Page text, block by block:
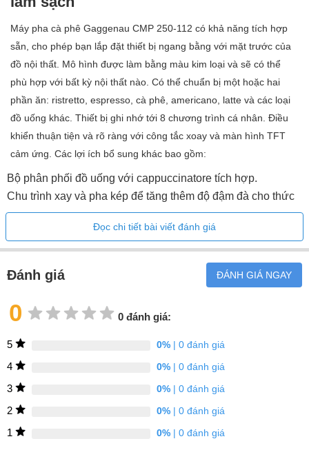
Bảo hành 3 năm
Đặc điểm chung
cà phê sử dụng Nghiền/hạt
Chiều rộng (cm)59
Chiều sâu (cm)42,6
cà phê espresso
Espresso macchiato
Double Espresso Macchiato
Máy pha cà phê Gaggenau CMP 250-112 có khả năng tích hợp
sẵn, cho phép bạn lắp đặt thiết bị ngang bằng với mặt trước của
đồ nội thất. Mô hình được làm bằng màu kim loại và sẽ có thể
phù hợp với bất kỳ nội thất nào. Có thể chuẩn bị một hoặc hai
phần ăn: ristretto, espresso, cà phê, americano, latte và các loại
đồ uống khác. Thiết bị ghi nhớ tới 8 chương trình cá nhân. Điều
khiển thuận tiện và rõ ràng với công tắc xoay và màn hình TFT
cảm ứng. Các lợi ích bổ sung khác bao gồm:
Bộ phân phối đồ uống với cappuccinatore tích hợp.
Chu trình xay và pha kép để tăng thêm độ đậm đà cho thức
uống.
Dễ dàng tiếp cận các thùng chứa nước, sữa và cà phê sau
cánh cửa.
Đọc chi tiết bài viết đánh giá
Đánh giá ĐÁNH GIÁ NGAY
0 0 đánh giá:
5 0%| 0 đánh giá
4 0%| 0 đánh giá
3 0%| 0 đánh giá
2 0%| 0 đánh giá
1 0%| 0 đánh giá